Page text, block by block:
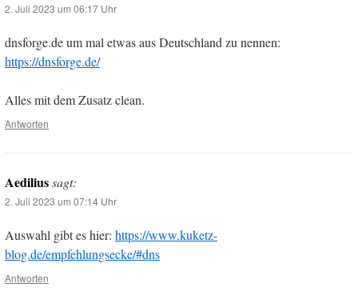
2. Juli 2023 um 06:17 Uhr
dnsforge.de um mal etwas aus Deutschland zu nennen:
https://dnsforge.de/
Alles mit dem Zusatz clean.
Antworten
Aediliussagt:
2. Juli 2023 um 07:14 Uhr
Auswahl gibt es hier: https://www.kuketz-
blog.de/empfehlungsecke/#dns
Antworten